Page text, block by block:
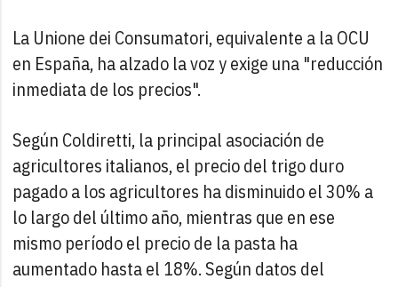
La Unione dei Consumatori, equivalente a la OCU
en España, ha alzado la voz y exige una "reducción
inmediata de los precios".
Según Coldiretti, la principal asociación de
agricultores italianos, el precio del trigo duro
pagado a los agricultores ha disminuido el 30% a
lo largo del último año, mientras que en ese
mismo período el precio de la pasta ha
aumentado hasta el 18%. Según datos del